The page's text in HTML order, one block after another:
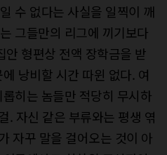
수 없다는 사실을 일찍이 깨
그들만의 리그에 끼기보다
안 형편상 전액 장학금을 받
낭비할 시간 따윈 없다. 여
히는 놈들만 적당히 무시하
. 자신 같은 부류와는 평생 엮
자꾸 말을 걸어오는 것이 아